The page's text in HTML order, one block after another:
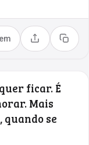
Compartilhar
Copiar
ficar. É
Mais
se